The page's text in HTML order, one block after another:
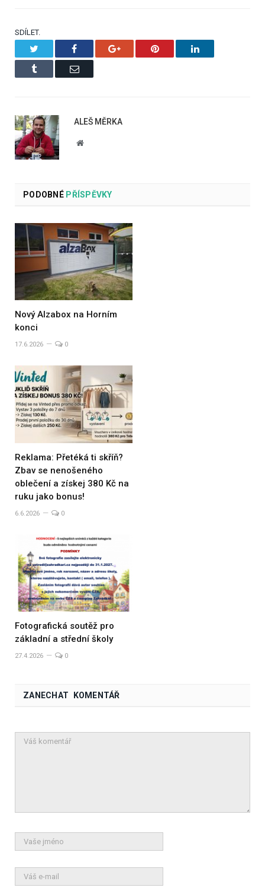
SDÍLET.
Facebook Google+ Pinterest LinkedIn
Tumblr Email
ALEŠ MĚRKA
Website
PODOBNÉPŘÍSPĚVKY
Nový Alzabox na Horním
konci
17.6.2026 0
Reklama: Přetéká ti skříň?
Zbav se nenošeného
oblečení a získej 380 Kč na
ruku jako bonus!
6.6.2026 0
Fotografická soutěž pro
základní a střední školy
27.4.2026 0
ZANECHAT KOMENTÁŘ